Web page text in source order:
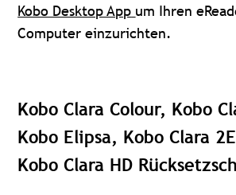
Kobo Desktop App um Ihren
Computer einzurichten.
Kobo Clara Colour, Kobo
Kobo Elipsa, Kobo Clara
Kobo Clara HD